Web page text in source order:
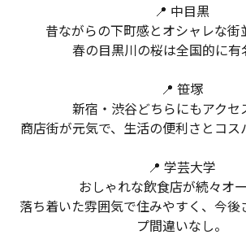
単身向け特集
📍 中目黒
昔ながらの下町感とオシャレな街
春の目黒川の桜は全国的に有
📍 笹塚
新宿・渋谷どちらにもアクセ
商店街が元気で、生活の便利さとコス
📍 学芸大学
おしゃれな飲食店が続々オー
落ち着いた雰囲気で住みやすく、今後
プ間違いなし。